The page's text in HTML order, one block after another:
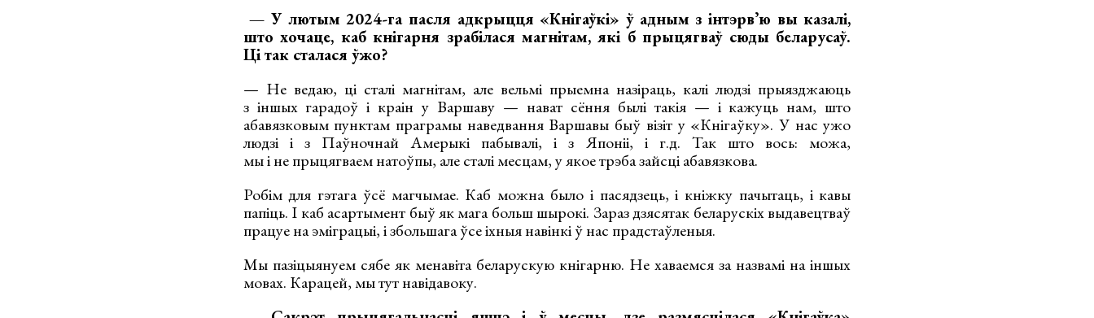
— У лютым 2024-га пасля адкрыцця «Кнігаўкі» ў адным з інтэрвʼю вы казалі,
што хочаце, каб кнігарня зрабілася магнітам, які б прыцягваў сюды беларусаў.
Ці так сталася ўжо?
— Не ведаю, ці сталі магнітам, але вельмі прыемна назіраць, калі людзі прыязджаюць
з іншых гарадоў і краін у Варшаву — нават сёння былі такія — і кажуць нам, што
абавязковым пунктам праграмы наведвання Варшавы быў візіт у «Кнігаўку». У нас ужо
людзі і з Паўночнай Амерыкі пабывалі, і з Японіі, і г.д. Так што вось: можа,
мы і не прыцягваем натоўпы, але сталі месцам, у якое трэба зайсці абавязкова.
Робім для гэтага ўсё магчымае. Каб можна было і пасядзець, і кніжку пачытаць, і кавы
папіць. І каб асартымент быў як мага больш шырокі. Зараз дзясятак беларускіх выдавецтваў
працуе на эміграцыі, і збольшага ўсе іхныя навінкі ў нас прадстаўленыя.
Мы пазіцыянуем сябе як менавіта беларускую кнігарню. Не хаваемся за назвамі на іншых
мовах. Карацей, мы тут навідавоку.